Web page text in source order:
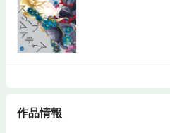
作品情報